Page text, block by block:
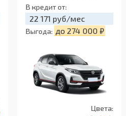
В кредит от:
22 171 руб/мес
Выгода: до 274 000 ₽
Цвета: